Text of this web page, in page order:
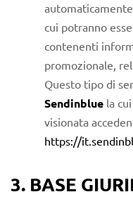
cui potranno
contenenti
promozionale,
Questo tipo di
Sendinblue la
visionata
https://
3. BASE